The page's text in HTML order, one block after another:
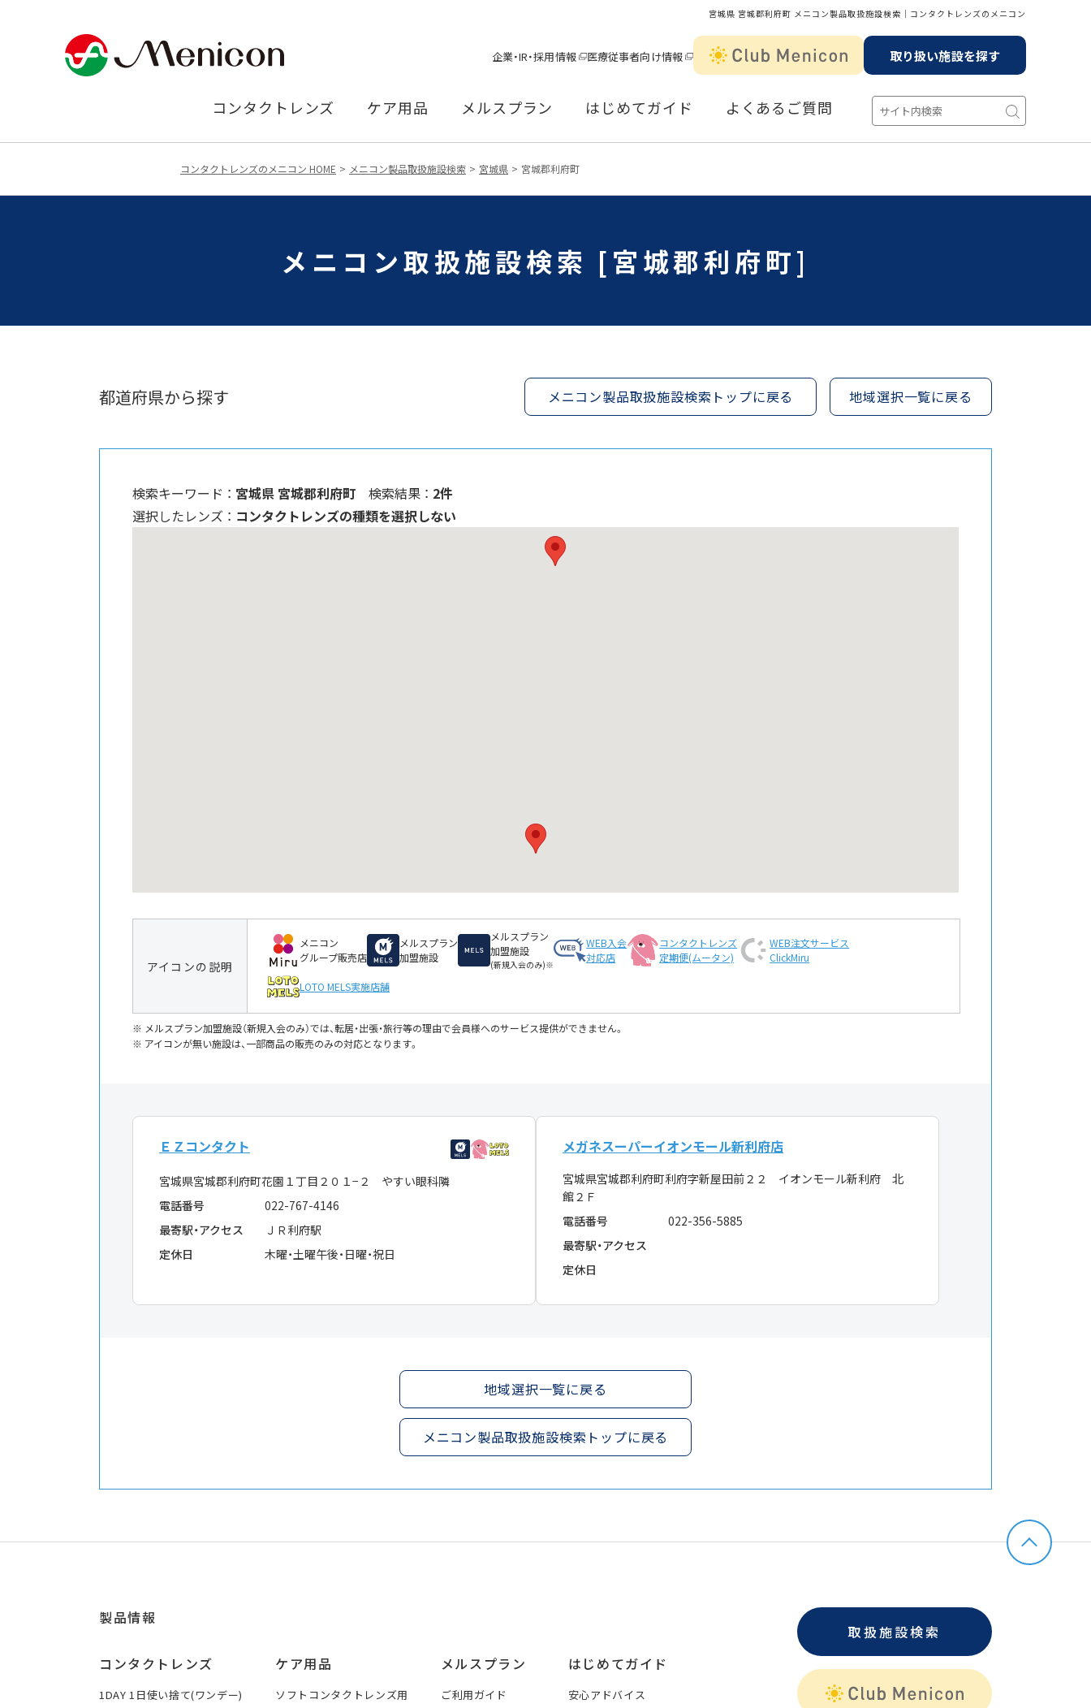
宮城県 宮城郡利府町 メニコン製品取扱施設検索│コンタクトレンズのメニコン
企業・IR・採用情報 医療従事者向け情報 取り扱い施設を探す
コンタクトレンズ ケア用品 メルスプラン はじめてガイド よくあるご質問
コンタクトレンズのメニコン HOME メニコン製品取扱施設検索 宮城県 宮城郡利府町
メニコン取扱施設検索 [宮城郡利府町]
都道府県から探す メニコン製品取扱施設検索トップに戻る 地域選択一覧に戻る
検索キーワード ： 宮城県 宮城郡利府町 検索結果 ： 2件
選択したレンズ ： コンタクトレンズの種類を選択しない
アイコンの説明
メニコン
グループ販売店
メルスプラン
加盟施設
メルスプラン
加盟施設
(新規入会のみ)※
WEB入会
対応店
コンタクトレンズ
定期便(ムータン)
WEB注文サービス
ClickMiru
LOTO MELS実施店舗
メルスプラン加盟施設（新規入会のみ）では、転居・出張・旅行等の理由で会員様へのサービス提供ができません。
アイコンが無い施設は、一部商品の販売のみの対応となります。
ＥＺコンタクト
宮城県宮城郡利府町花園１丁目２０１−２ やすい眼科隣
電話番号
022-767-4146
最寄駅・アクセス
ＪＲ利府駅
定休日
木曜・土曜午後・日曜・祝日
メガネスーパーイオンモール新利府店
宮城県宮城郡利府町利府字新屋田前２２ イオンモール新利府 北
館２Ｆ
電話番号
022-356-5885
最寄駅・アクセス
定休日
地域選択一覧に戻る
メニコン製品取扱施設検索トップに戻る
製品情報
コンタクトレンズ
1DAY 1日使い捨て(ワンデー)
ケア用品
ソフトコンタクトレンズ用
メルスプラン
ご利用ガイド
はじめてガイド
安心アドバイス
取扱施設検索